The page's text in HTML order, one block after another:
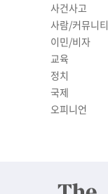
사건사고
사람/커뮤니티
이민/비자
교육
정치
국제
오피니언